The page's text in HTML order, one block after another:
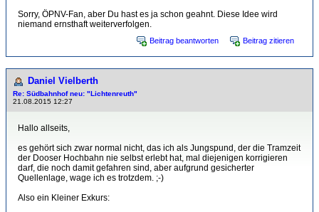
Sorry, ÖPNV-Fan, aber Du hast es ja schon geahnt. Diese Idee wird
niemand ernsthaft weiterverfolgen.
Beitrag beantworten Beitrag zitieren
Daniel Vielberth
Re: Südbahnhof neu: "Lichtenreuth"
21.08.2015 12:27
Hallo allseits,
es gehört sich zwar normal nicht, das ich als Jungspund, der die Tramzeit
der Dooser Hochbahn nie selbst erlebt hat, mal diejenigen korrigieren
darf, die noch damit gefahren sind, aber aufgrund gesicherter
Quellenlage, wage ich es trotzdem. ;-)
Also ein Kleiner Exkurs: